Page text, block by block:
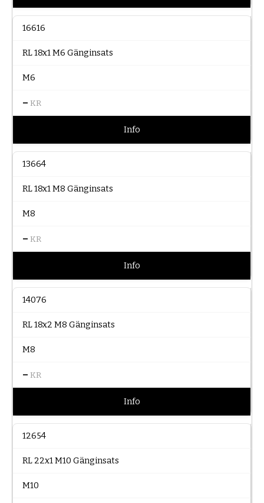
16616
RL 18x1 M6 Gänginsats
M6
– KR
Info
13664
RL 18x1 M8 Gänginsats
M8
– KR
Info
14076
RL 18x2 M8 Gänginsats
M8
– KR
Info
12654
RL 22x1 M10 Gänginsats
M10